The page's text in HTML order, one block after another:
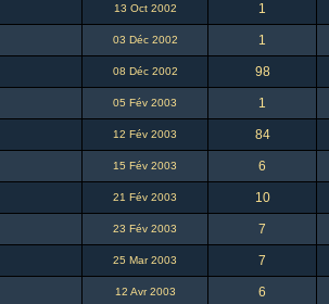
13 Oct 2002 1
03 Déc 2002 1
08 Déc 2002 98
05 Fév 2003 1
12 Fév 2003 84
15 Fév 2003 6
21 Fév 2003 10
23 Fév 2003 7
25 Mar 2003 7
12 Avr 2003 6